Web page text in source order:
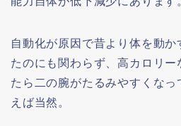
自動化が原因で昔より体を動か
たのにも関わらず、高カロリー
たら二の腕がたるみやすくなっ
えば当然。